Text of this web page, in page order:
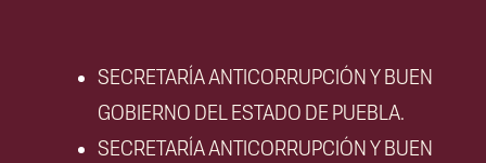
SECRETARÍA ANTICORRUPCIÓN Y BUEN
GOBIERNO DEL ESTADO DE PUEBLA.
SECRETARÍA ANTICORRUPCIÓN Y BUEN